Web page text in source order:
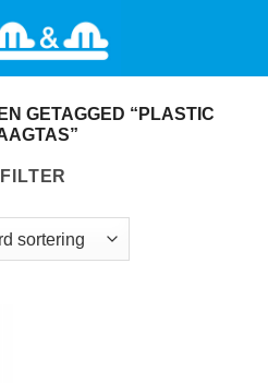
GETAGGED “PLASTIC
FILTER